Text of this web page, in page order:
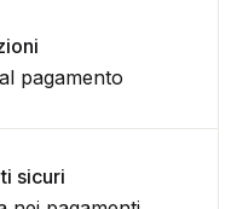
pagamento
sicuri